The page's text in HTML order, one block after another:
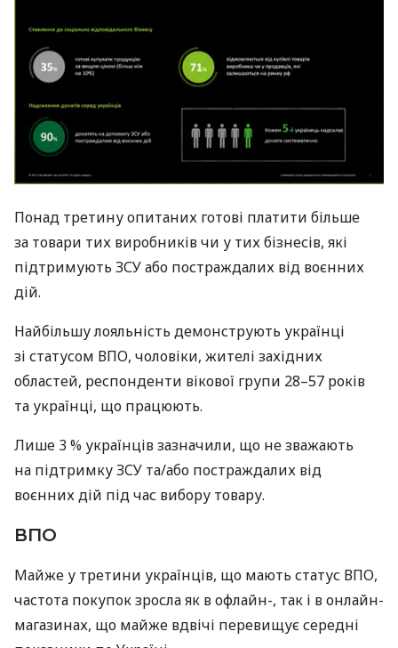
Понад третину опитаних готові платити більше
за товари тих виробників чи у тих бізнесів, які
підтримують ЗСУ або постраждалих від воєнних
дій.
Найбільшу лояльність демонструють українці
зі статусом ВПО, чоловіки, жителі західних
областей, респонденти вікової групи 28–57 років
та українці, що працюють.
Лише 3 % українців зазначили, що не зважають
на підтримку ЗСУ та/або постраждалих від
воєнних дій під час вибору товару.
ВПО
Майже у третини українців, що мають статус ВПО,
частота покупок зросла як в офлайн-, так і в онлайн-
магазинах, що майже вдвічі перевищує середні